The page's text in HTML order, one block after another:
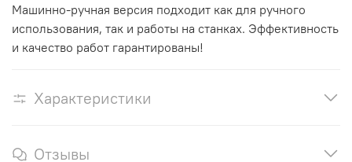
Машинно-ручная версия подходит как для ручного
использования, так и работы на станках. Эффективность
и качество работ гарантированы!
Характеристики
Отзывы